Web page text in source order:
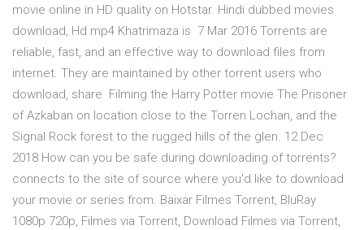
movie online in HD quality on Hotstar. Hindi dubbed movies
download, Hd mp4 Khatrimaza is 7 Mar 2016 Torrents are
reliable, fast, and an effective way to download files from
internet. They are maintained by other torrent users who
download, share Filming the Harry Potter movie The Prisoner
of Azkaban on location close to the Torren Lochan, and the
Signal Rock forest to the rugged hills of the glen. 12 Dec
2018 How can you be safe during downloading of torrents?
connects to the site of source where you'd like to download
your movie or series from. Baixar Filmes Torrent, BluRay
1080p 720p, Filmes via Torrent, Download Filmes via Torrent,